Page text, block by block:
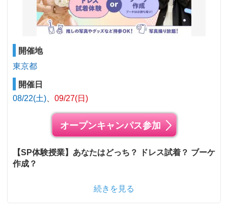
開催地
東京都
開催日
08/22(土)
09/27(日)
オープンキャンパス参加
【SP体験授業】あなたはどっち？ ドレス試着？ ブーケ
作成？
続きを見る